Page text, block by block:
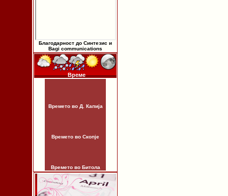
Благодарност до Синтезис и
Bagi communications
Време
Времето во Д. Капија
Времето во Скопје
Времето во Битола